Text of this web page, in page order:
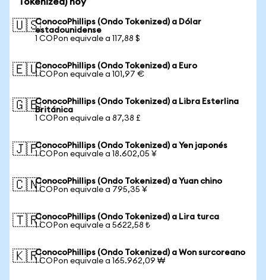
🇺🇸ConocoPhillips (Ondo Tokenized) a Dólar
estadounidense
1 COPon equivale a 117,88 $
🇪🇺ConocoPhillips (Ondo Tokenized) a Euro
1 COPon equivale a 101,97 €
🇬🇧ConocoPhillips (Ondo Tokenized) a Libra Esterlina
Británica
1 COPon equivale a 87,38 £
🇯🇵ConocoPhillips (Ondo Tokenized) a Yen japonés
1 COPon equivale a 18.602,05 ¥
🇨🇳ConocoPhillips (Ondo Tokenized) a Yuan chino
1 COPon equivale a 795,35 ¥
🇹🇷ConocoPhillips (Ondo Tokenized) a Lira turca
1 COPon equivale a 5622,58 ₺
🇰🇷ConocoPhillips (Ondo Tokenized) a Won surcoreano
1 COPon equivale a 165.962,09 ₩